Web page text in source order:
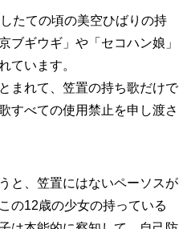
たての頃の美空ひばりの持
ブギウギ」や「セコハン娘」
ています。
まれて、笠置の持ち歌だけで
すべての使用禁止を申し渡さ
と、笠置にはないペーソスが
の12歳の少女の持っている